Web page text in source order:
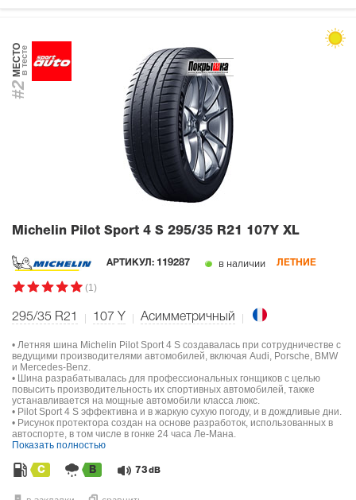
#2
МЕСТОв тесте
Michelin Pilot Sport 4 S 295/35 R21 107Y XL
АРТИКУЛ: 119287 в наличии ЛЕТНИЕ
(1)
295/35 R21 107 Y Асимметричный
• Летняя шина Michelin Pilot Sport 4 S создавалась при сотрудничестве с
ведущими производителями автомобилей, включая Audi, Porsche, BMW
и Mercedes-Benz.
• Шина разрабатывалась для профессиональных гонщиков с целью
повысить производительность их спортивных автомобилей, также
устанавливается на мощные автомобили класса люкс.
• Pilot Sport 4 S эффективна и в жаркую сухую погоду, и в дождливые дни.
• Рисунок протектора создан на основе разработок, использованных в
автоспорте, в том числе в гонке 24 часа Ле-Мана.
Показать полностью
C B 73 dB